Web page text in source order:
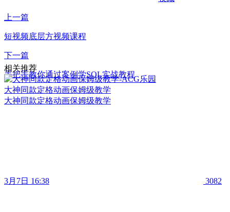
上一篇
短视频底层方视频课程
下一篇
手把手教你通过案例学SQL实战教程
相关推荐
大神同款定格动画保姆级教学
大神同款定格动画保姆级教学
3月7日 16:38 3082